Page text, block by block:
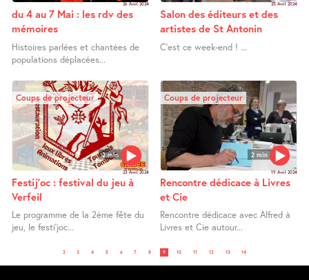
26 Avril 2024
du 4 au 7 Mai : les rdv des
mémoires
Histoires parlées et chantées de
populations déplacées...
25 Avril 2024
Salon des éditeurs et des
artistes de St Antonin
C’est ce week-end ! ...
2 min
Coups de projecteur
23 Avril 2024
Festij’oc : festival du jeu à
Verfeil
Le programme de la 2ème fête du
jeu, le festi’joc...
2 min
Coups de projecteur
19 Avril 2024
Rencontre dédicace à Livres
et Cie
Rencontre dédicace avec Alfred à
Livres et Cie autour...
2 3 4 5 6 7 8 9 10 11 12 13 14